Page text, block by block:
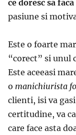
ce doresc sa faca
pasiune si
Este o foarte
“corect” si unul
Este aceeasi
o manichiurista
clienti, isi va
certitudine, va
care face asta